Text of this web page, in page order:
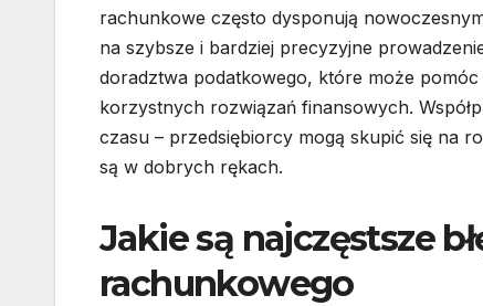
rachunkowe często dysponują
na szybsze i bardziej precyzyjne
doradztwa podatkowego, które może
korzystnych rozwiązań finansowych.
czasu – przedsiębiorcy mogą skupić się na
są w dobrych rękach.
Jakie są najczęstsze
rachunkowego